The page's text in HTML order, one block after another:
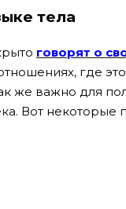
тела
говорят о
где
же важно для
Вот некоторые